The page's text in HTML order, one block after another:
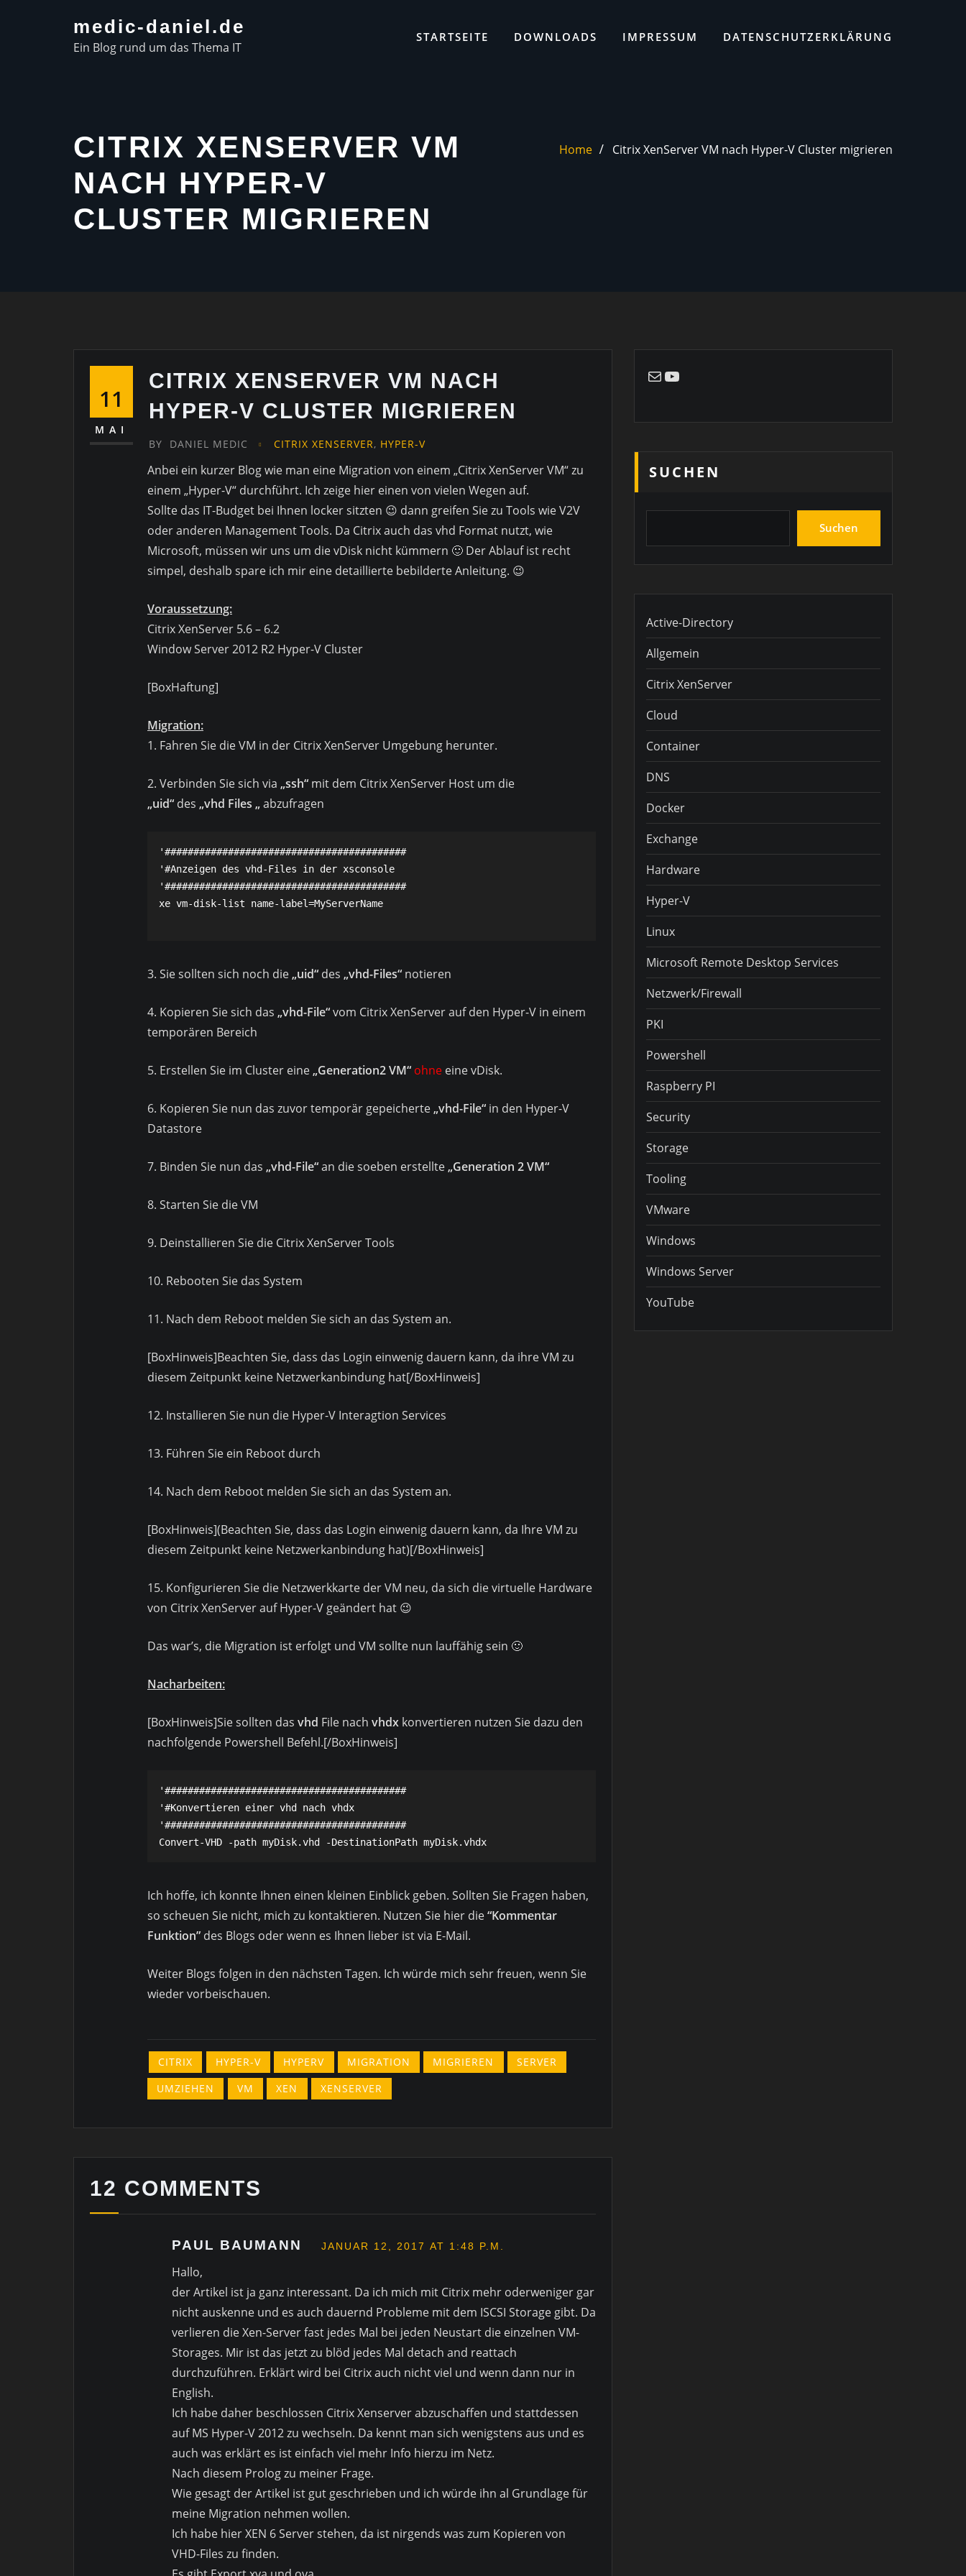
medic-daniel.de
Ein Blog rund um das Thema IT
STARTSEITE DOWNLOADS IMPRESSUM DATENSCHUTZERKLÄRUNG
CITRIX XENSERVER VM
NACH HYPER-V
CLUSTER MIGRIEREN
Home Citrix XenServer VM nach Hyper-V Cluster migrieren
11
MAI
CITRIX XENSERVER VM NACH
HYPER-V CLUSTER MIGRIEREN
BY DANIEL MEDIC CITRIX XENSERVER, HYPER-V
Anbei ein kurzer Blog wie man eine Migration von einem „Citrix XenServer VM“ zu
einem „Hyper-V“ durchführt. Ich zeige hier einen von vielen Wegen auf.
Sollte das IT-Budget bei Ihnen locker sitzten 😉 dann greifen Sie zu Tools wie V2V
oder anderen Management Tools. Da Citrix auch das vhd Format nutzt, wie
Microsoft, müssen wir uns um die vDisk nicht kümmern 🙂 Der Ablauf ist recht
simpel, deshalb spare ich mir eine detaillierte bebilderte Anleitung. 😉
Voraussetzung:
Citrix XenServer 5.6 – 6.2
Window Server 2012 R2 Hyper-V Cluster
[BoxHaftung]
Migration:
1. Fahren Sie die VM in der Citrix XenServer Umgebung herunter.
2. Verbinden Sie sich via „ssh“ mit dem Citrix XenServer Host um die
„uid“ des „vhd Files „abzufragen
'##########################################
'#Anzeigen des vhd-Files in der xsconsole
'##########################################
xe vm-disk-list name-label=MyServerName
3. Sie sollten sich noch die„uid“ des „vhd-Files“ notieren
4. Kopieren Sie sich das „vhd-File“vom Citrix XenServer auf den Hyper-V in einem
temporären Bereich
5. Erstellen Sie im Cluster eine„Generation2 VM“ ohne eine vDisk.
6. Kopieren Sie nun das zuvor temporär gepeicherte„vhd-File“ in den Hyper-V
Datastore
7. Binden Sie nun das „vhd-File“an die soeben erstellte„Generation 2 VM“
8. Starten Sie die VM
9. Deinstallieren Sie die Citrix XenServer Tools
10. Rebooten Sie das System
11. Nach dem Reboot melden Sie sich an das System an.
[BoxHinweis]Beachten Sie, dass das Login einwenig dauern kann, da ihre VM zu
diesem Zeitpunkt keine Netzwerkanbindung hat[/BoxHinweis]
12. Installieren Sie nun die Hyper-V Interagtion Services
13. Führen Sie ein Reboot durch
14. Nach dem Reboot melden Sie sich an das System an.
[BoxHinweis](Beachten Sie, dass das Login einwenig dauern kann, da Ihre VM zu
diesem Zeitpunkt keine Netzwerkanbindung hat)[/BoxHinweis]
15. Konfigurieren Sie die Netzwerkkarte der VM neu, da sich die virtuelle Hardware
von Citrix XenServer auf Hyper-V geändert hat 😉
Das war’s, die Migration ist erfolgt und VM sollte nun lauffähig sein 🙂
Nacharbeiten:
[BoxHinweis]Sie sollten das vhd File nach vhdx konvertieren nutzen Sie dazu den
nachfolgende Powershell Befehl.[/BoxHinweis]
'##########################################
'#Konvertieren einer vhd nach vhdx
'##########################################
Convert-VHD -path myDisk.vhd -DestinationPath myDisk.vhdx
Ich hoffe, ich konnte Ihnen einen kleinen Einblick geben. Sollten Sie Fragen haben,
so scheuen Sie nicht, mich zu kontaktieren. Nutzen Sie hier die“Kommentar
Funktion” des Blogs oder wenn es Ihnen lieber ist via E-Mail.
Weiter Blogs folgen in den nächsten Tagen. Ich würde mich sehr freuen, wenn Sie
wieder vorbeischauen.
CITRIX HYPER-V HYPERV MIGRATION MIGRIEREN
SERVER
UMZIEHEN
VM XEN XENSERVER
12 COMMENTS
PAUL BAUMANN JANUAR 12, 2017 AT 1:48 P.M.
Hallo,
der Artikel ist ja ganz interessant. Da ich mich mit Citrix mehr oderweniger gar
nicht auskenne und es auch dauernd Probleme mit dem ISCSI Storage gibt. Da
verlieren die Xen-Server fast jedes Mal bei jeden Neustart die einzelnen VM-
Storages. Mir ist das jetzt zu blöd jedes Mal detach and reattach
durchzuführen. Erklärt wird bei Citrix auch nicht viel und wenn dann nur in
English.
Ich habe daher beschlossen Citrix Xenserver abzuschaffen und stattdessen
auf MS Hyper-V 2012 zu wechseln. Da kennt man sich wenigstens aus und es
auch was erklärt es ist einfach viel mehr Info hierzu im Netz.
Nach diesem Prolog zu meiner Frage.
Wie gesagt der Artikel ist gut geschrieben und ich würde ihn al Grundlage für
meine Migration nehmen wollen.
Ich habe hier XEN 6 Server stehen, da ist nirgends was zum Kopieren von
VHD-Files zu finden.
E-MailYouTube
SUCHEN
Suchen
Active-Directory
Allgemein
Citrix XenServer
Cloud
Container
DNS
Docker
Exchange
Hardware
Hyper-V
Linux
Microsoft Remote Desktop Services
Netzwerk/Firewall
PKI
Powershell
Raspberry PI
Security
Storage
Tooling
VMware
Windows
Windows Server
YouTube